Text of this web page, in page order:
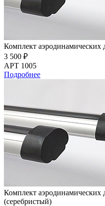
Комплект аэродинамических
3 500 ₽
АРТ 1005
Подробнее
Комплект аэродинамических
(серебристый)